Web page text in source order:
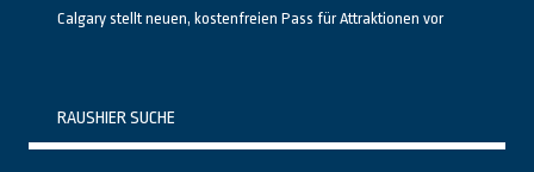
Calgary stellt neuen, kostenfreien Pass für Attraktionen vor
RAUSHIER SUCHE